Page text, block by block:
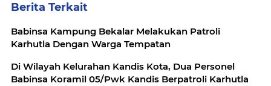
Berita Terkait
Babinsa Kampung Bekalar Melakukan Patroli
Karhutla Dengan Warga Tempatan
Di Wilayah Kelurahan Kandis Kota, Dua Personel
Babinsa Koramil 05/Pwk Kandis Berpatroli Karhutla